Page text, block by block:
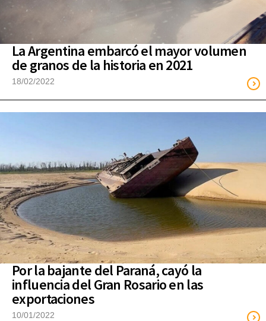
La Argentina embarcó el mayor volumen
de granos de la historia en 2021
18/02/2022
Por la bajante del Paraná, cayó la
influencia del Gran Rosario en las
exportaciones
10/01/2022